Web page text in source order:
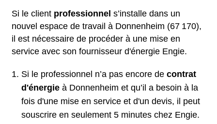
Si le client professionnel s’installe dans un
nouvel espace de travail à Donnenheim (67 170),
il est nécessaire de procéder à une mise en
service avec son fournisseur d'énergie Engie.
Si le professionnel n’a pas encore de contrat
d'énergie à Donnenheim et qu’il a besoin à la
fois d'une mise en service et d'un devis, il peut
souscrire en seulement 5 minutes chez Engie.